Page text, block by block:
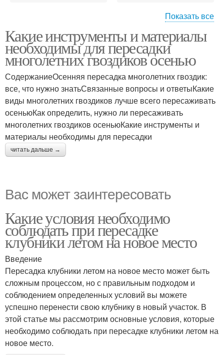
Осенний пересадка Места для пересадки
Показать все
Какие инструменты и материалы
необходимы для пересадки
многолетних гвоздиков осенью
СодержаниеОсенняя пересадка многолетних гвоздик:
все, что нужно знатьСвязанные вопросы и ответыКакие
виды многолетних гвоздиков лучше всего пересаживать
осеньюКак определить, нужно ли пересаживать
многолетних гвоздиков осеньюКакие инструменты и
материалы необходимы для пересадки
читать дальше →
Вас может заинтересовать
Какие условия необходимо
соблюдать при пересадке
клубники летом на новое место
Введение
Пересадка клубники летом на новое место может быть
сложным процессом, но с правильным подходом и
соблюдением определенных условий вы можете
успешно перенести свою клубнику в новый участок. В
этой статье мы рассмотрим основные условия, которые
необходимо соблюдать при пересадке клубники летом на
новое место.